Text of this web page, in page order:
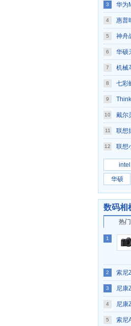
14
核集
华为
Fold
3
惠普
黑色)
4
神舟
5
华硕
6
机械
7
七彩
8
9
戴尔
10
联想
启(i9
11
联想
12
intel
华硕
数码相
热门
1
索尼
2
尼康
3
尼康
4
索尼
5